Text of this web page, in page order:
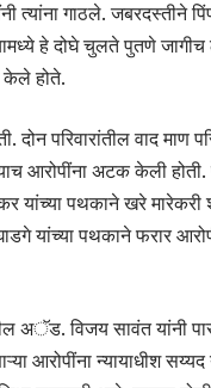
गाठले. जबरदस्तीने
हे दोघे चुलते पुतणे जागीच
केले होते.
दोन परिवारांतील वाद माण
आरोपींना अटक केली होती.
यांच्या पथकाने खरे मारेकरी
यांच्या पथकाने फरार
अॅड. विजय सावंत यांनी
आरोपींना न्यायाधीश सय्यद